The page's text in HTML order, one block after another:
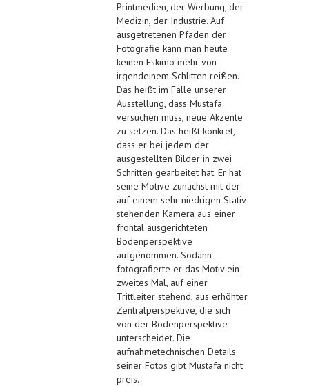
Printmedien, der Werbung, der
Medizin, der Industrie. Auf
ausgetretenen Pfaden der
Fotografie kann man heute
keinen Eskimo mehr von
irgendeinem Schlitten reißen.
Das heißt im Falle unserer
Ausstellung, dass Mustafa
versuchen muss, neue Akzente
zu setzen. Das heißt konkret,
dass er bei jedem der
ausgestellten Bilder in zwei
Schritten gearbeitet hat. Er hat
seine Motive zunächst mit der
auf einem sehr niedrigen Stativ
stehenden Kamera aus einer
frontal ausgerichteten
Bodenperspektive
aufgenommen. Sodann
fotografierte er das Motiv ein
zweites Mal, auf einer
Trittleiter stehend, aus erhöhter
Zentralperspektive, die sich
von der Bodenperspektive
unterscheidet. Die
aufnahmetechnischen Details
seiner Fotos gibt Mustafa nicht
preis.